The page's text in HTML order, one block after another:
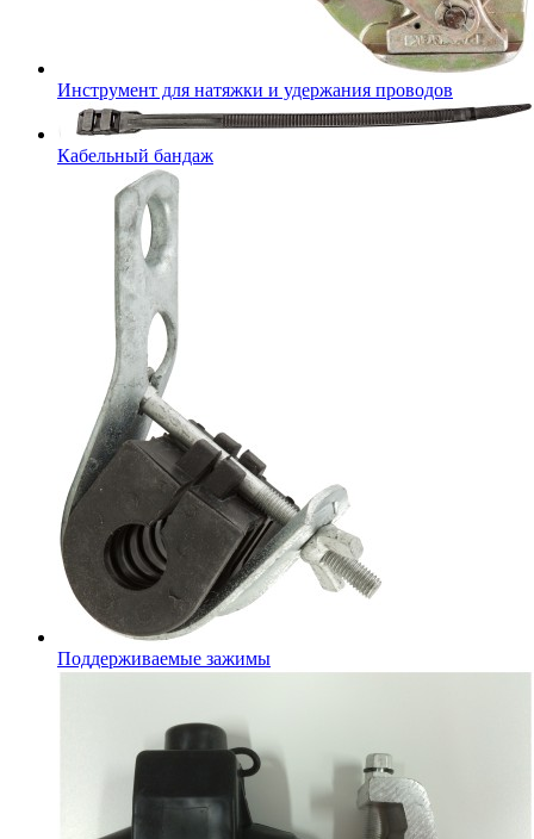
Инструмент для натяжки и удержания проводов
Кабельный бандаж
Поддерживаемые зажимы